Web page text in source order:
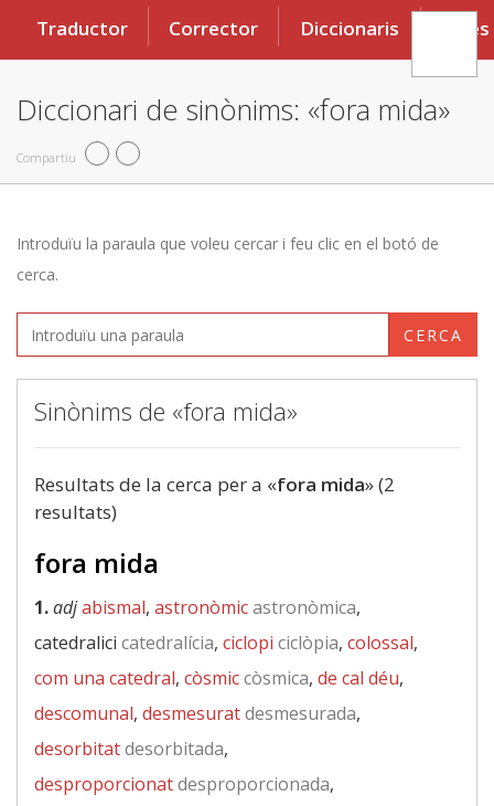
Traductor Corrector Diccionaris Eines
Diccionari de sinònims: «fora mida»
Compartiu
Introduïu la paraula que voleu cercar i feu clic en el botó de
cerca.
CERCA
Sinònims de «fora mida»
Resultats de la cerca per a «fora mida» (2
resultats)
fora mida
1.adjabismal, astronòmicastronòmica,
catedralici catedralícia, ciclopi ciclòpia, colossal,
com una catedral, còsmiccòsmica, de cal déu,
descomunal, desmesuratdesmesurada,
desorbitatdesorbitada,
desproporcionatdesproporcionada,